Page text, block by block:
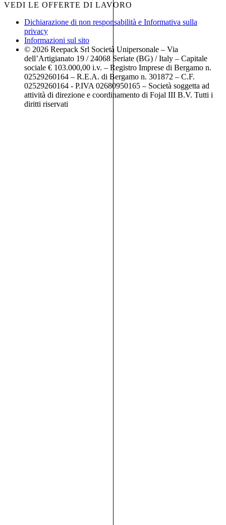
VEDI LE OFFERTE DI LAVORO
Dichiarazione di non responsabilità e Informativa sulla
privacy
Informazioni sul sito
© 2026 Reepack Srl Società Unipersonale – Via
dell’Artigianato 19 / 24068 Seriate (BG) / Italy – Capitale
sociale € 103.000,00 i.v. – Registro Imprese di Bergamo n.
02529260164 – R.E.A. di Bergamo n. 301872 – C.F.
02529260164 - P.IVA 02680950165 – Società soggetta ad
attività di direzione e coordinamento di Fojal III B.V. Tutti i
diritti riservati